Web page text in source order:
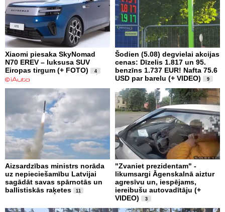
Xiaomi piesaka SkyNomad
N70 EREV – luksusa SUV
Eiropas tirgum (+ FOTO)
4
Šodien (5.08) degvielai akcijas
cenas: Dīzelis 1.817 un 95.
benzīns 1.737 EUR! Nafta 75.6
USD par barelu (+ VIDEO)
9
Aizsardzības ministrs norāda
uz nepieciešamību Latvijai
sagādāt savas spārnotās un
ballistiskās raķetes
11
"Zvaniet prezidentam" -
likumsargi Āgenskalnā aiztur
agresīvu un, iespējams,
iereibušu autovadītāju (+
VIDEO)
3